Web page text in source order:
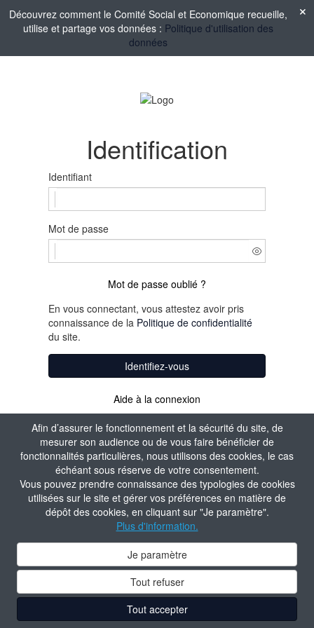
Afin d’assurer le fonctionnement et la sécurité du site, de
mesurer son audience ou de vous faire bénéficier de
fonctionnalités particulières, nous utilisons des cookies, le cas
échéant sous réserve de votre consentement.
Vous pouvez prendre connaissance des typologies de cookies
utilisées sur le site et gérer vos préférences en matière de
dépôt des cookies, en cliquant sur "Je paramètre".
Plus d'information.
Je paramètre
Tout refuser
Tout accepter
Découvrez comment le Comité Social et Economique recueille,
utilise et partage vos données : Politique d'utilisation des
données
Identification
Identifiant
Mot de passe
Mot de passe oublié ?
En vous connectant, vous attestez avoir pris
connaissance de la Politique de confidentialité
du site.
Identifiez-vous
Aide à la connexion